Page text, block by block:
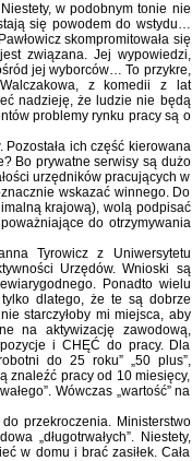
w podobnym tonie nie
się powodem do wstydu…
skompromitowała się
związana. Jej wypowiedzi,
jej wyborców… To przykre,
z komedii z lat
nadzieję, że ludzie nie będą
problemy rynku pracy są o
ich część kierowana
Bo prywatne serwisy są dużo
urzędników pracujących w
wskazać winnego. Do
krajową), wolą podpisać
do otrzymywania
Tyrowicz z Uniwersytetu
Urzędów. Wnioski są
Ponadto wielu
dlatego, że te są dobrze
starczyłoby mi miejsca, aby
na aktywizację zawodową,
i CHĘĆ do pracy. Dla
do 25 roku” „50 plus”,
znaleźć pracy od 10 miesięcy,
Wówczas „wartość” na
przekroczenia. Ministerstwo
„długotrwałych”. Niestety,
w domu i brać zasiłek. Cała